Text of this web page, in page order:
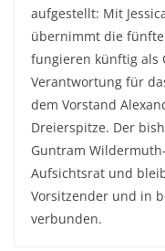
aufgestellt: Mit
übernimmt die
fungieren künftig als
Verantwortung für
dem Vorstand
Dreierspitze. Der
Guntram
Aufsichtsrat und
Vorsitzender und in
verbunden.